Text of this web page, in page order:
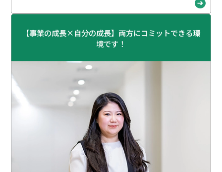
【事業の成長×自分の成長】両方にコミットできる環
境です！